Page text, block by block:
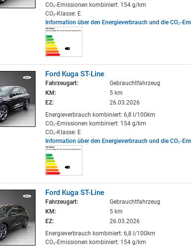
CO₂-Emissionen kombiniert: 154 g/km
CO₂-Klasse: E
Information über den Energieverbrauch und die CO₂-
Ford Kuga ST-Line
Fahrzeugart:
Gebrauchtfahrzeug
KM:
5 km
EZ:
26.03.2026
Energieverbrauch kombiniert: 6,8 l/100km
CO₂-Emissionen kombiniert: 154 g/km
CO₂-Klasse: E
Information über den Energieverbrauch und die CO₂-
Ford Kuga ST-Line
Fahrzeugart:
Gebrauchtfahrzeug
KM:
5 km
EZ:
26.03.2026
Energieverbrauch kombiniert: 6,8 l/100km
CO₂-Emissionen kombiniert: 154 g/km